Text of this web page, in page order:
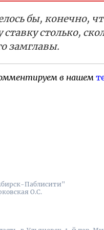
бы, конечно,
ставку столько,
замглавы.
в нашем
Паблисити"
О.С.